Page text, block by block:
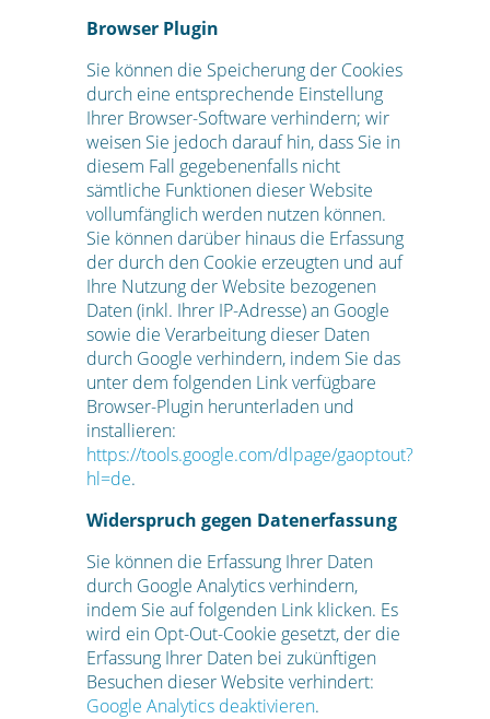
Browser Plugin
Sie können die Speicherung der Cookies
durch eine entsprechende Einstellung
Ihrer Browser-Software verhindern; wir
weisen Sie jedoch darauf hin, dass Sie in
diesem Fall gegebenenfalls nicht
sämtliche Funktionen dieser Website
vollumfänglich werden nutzen können.
Sie können darüber hinaus die Erfassung
der durch den Cookie erzeugten und auf
Ihre Nutzung der Website bezogenen
Daten (inkl. Ihrer IP-Adresse) an Google
sowie die Verarbeitung dieser Daten
durch Google verhindern, indem Sie das
unter dem folgenden Link verfügbare
Browser-Plugin herunterladen und
installieren:
https://tools.google.com/dlpage/gaoptout?
hl=de.
Widerspruch gegen Datenerfassung
Sie können die Erfassung Ihrer Daten
durch Google Analytics verhindern,
indem Sie auf folgenden Link klicken. Es
wird ein Opt-Out-Cookie gesetzt, der die
Erfassung Ihrer Daten bei zukünftigen
Besuchen dieser Website verhindert:
Google Analytics deaktivieren.